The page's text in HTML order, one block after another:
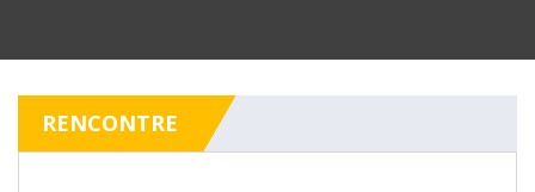
RENCONTRE